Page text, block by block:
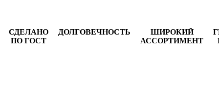
СДЕЛАНО
ПО ГОСТ
ДОЛГОВЕЧНОСТЬ
ШИРОКИЙ
АССОРТИМЕНТ